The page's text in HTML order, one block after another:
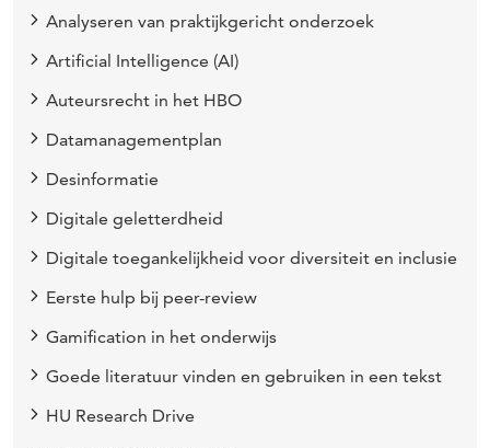
Analyseren van praktijkgericht onderzoek
Artificial Intelligence (AI)
Auteursrecht in het HBO
Datamanagementplan
Desinformatie
Digitale geletterdheid
Digitale toegankelijkheid voor diversiteit en inclusie
Eerste hulp bij peer-review
Gamification in het onderwijs
Goede literatuur vinden en gebruiken in een tekst
HU Research Drive